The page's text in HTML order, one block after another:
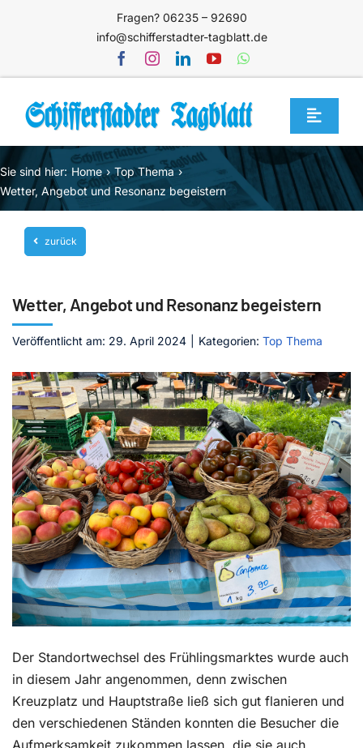
Fragen? 06235 – 92690
info@schifferstadter-tagblatt.de
Toggle
Home
Themen
Blog
Unternehmen
Mediathek
Kontakt
Sie sind hier: Home
Top Thema
Wetter, Angebot und Resonanz begeistern
zurück
Wetter, Angebot und Resonanz begeistern
Veröffentlicht am: 29. April 2024 Kategorien: Top Thema
Der Standortwechsel des Frühlingsmarktes wurde auch
in diesem Jahr angenommen, denn zwischen
Kreuzplatz und Hauptstraße ließ sich gut flanieren und
den verschiedenen Ständen konnten die Besucher die
Aufmerksamkeit zukommen lassen, die sie auch